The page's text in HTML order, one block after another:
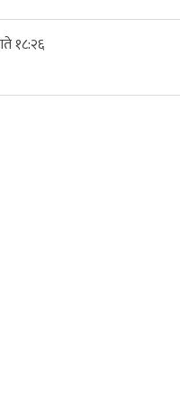
१८:२६